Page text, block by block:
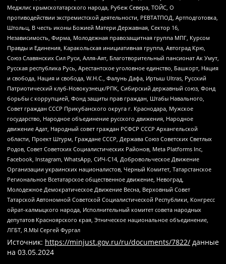
Меджлис крымскотатарского народа, Рубеж Севера, ТОЙС, О
противодействии экстремистской деятельности, РЕВТАТПОД, Артподготовка,
Штольц, В честь иконы Божией Матери Державная, Сектор 16,
Независимость, Фирма, Молодежная правозащитная группа МПГ, Курсом
Правды и Единения, Каракольская инициативная группа, Автоград Крю,
Союз Славянских Сил Руси, Алля-Аят, Благотворительный пансионат Ак Умут,
Русская республика Русь, Арестантское уголовное единство, Башкорт, Нация
и свобода, Нация и свобода, W.H.С., Фалунь Дафа, Иртыш Ultras, Русский
Патриотический клуб-Новокузнецк/РПК, Сибирский державный союз, Фонд
борьбы с коррупцией, Фонд защиты прав граждан, Штабы Навального,
Совет граждан СССР Прикубанского округа г. Краснодара, Мужское
государство, Народное объединение русского движения, Народное
движение Адат, Народный совет граждан РСФСР СССР Архангельской
области, Проект Штурм, Граждане СССР, Держава Союз Советских Светлых
Родов, Совет Советских Социалистических Районов, Meta Platforms Inc,
Facebook, Instagram, WhatsApp, СИЧ-С14, Добровольческое Движение
Организации украинских националистов, Черный Комитет, Татарстанское
Региональное Всетатарское общественное движение, Невоград,
Молодежное Демократическое Движение Весна, Верховный Совет
Татарской Автономной Советской Социалистической Республики, Конгресс
ойрат-калмыцкого народа, Исполнительный комитет совета народных
депутатов Красноярского края, Этническое национальное объединение,
ЛГБТ, Я.МЫ Сергей Фургал
Источник: https://minjust.gov.ru/ru/documents/7822/ данные
на 03.05.2024